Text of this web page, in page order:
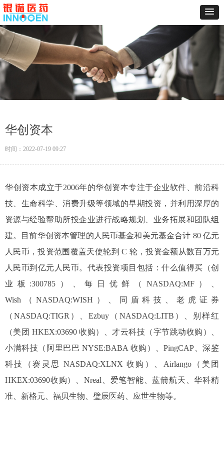
华创资本
时间： 2022-07-19 09:27
华创资本成立于2006年的华创资本专注于企业软件、前沿科
技、生命科学、消费升级等领域的早期投资，并利用深厚的
资源与经验帮助所投企业进行战略规划、业务拓展和团队组
建。目前华创资本管理的人民币基金和美元基金合计 80 亿元
人民币，投资范围覆盖天使轮到 C 轮，投资金额从数百万元
人民币到亿元人民币。代表投资项目包括：什么值得买（创
业板:300785）、每日优鲜（NASDAQ:MF）、
Wish（NASDAQ:WISH）、同盾科技、老虎证券
（NASDAQ:TIGR）、Ezbuy（NASDAQ:LITB）、别样红
（美团 HKEX:03690 收购）、才云科技（字节跳动收购）、
小满科技（阿里巴巴 NYSE:BABA 收购）、PingCAP、深鉴
科技（赛灵思 NASDAQ:XLNX 收购）、Airlango（美团
HKEX:03690收购）、Nreal、爱笔智能、蓝箭航天、华科精
准、新格元、福贝生物、璧辰医药、应世生物等。